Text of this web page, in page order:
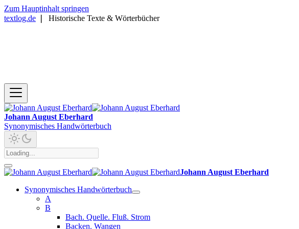
Zum Hauptinhalt springen
textlog.de
Historische Texte & Wörterbücher
Johann August Eberhard
Synonymisches Handwörterbuch
Johann August Eberhard
Synonymisches Handwörterbuch
A
B
Bach. Quelle. Fluß. Strom
Backen. Wangen